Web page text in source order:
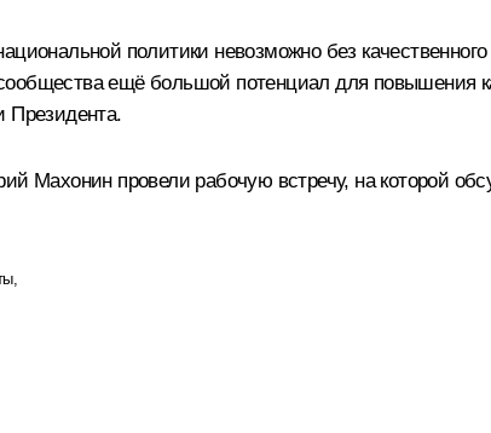
политики невозможно без качественного
ещё большой потенциал для повышения
Президента.
Махонинпровели рабочую встречу, на которой
,